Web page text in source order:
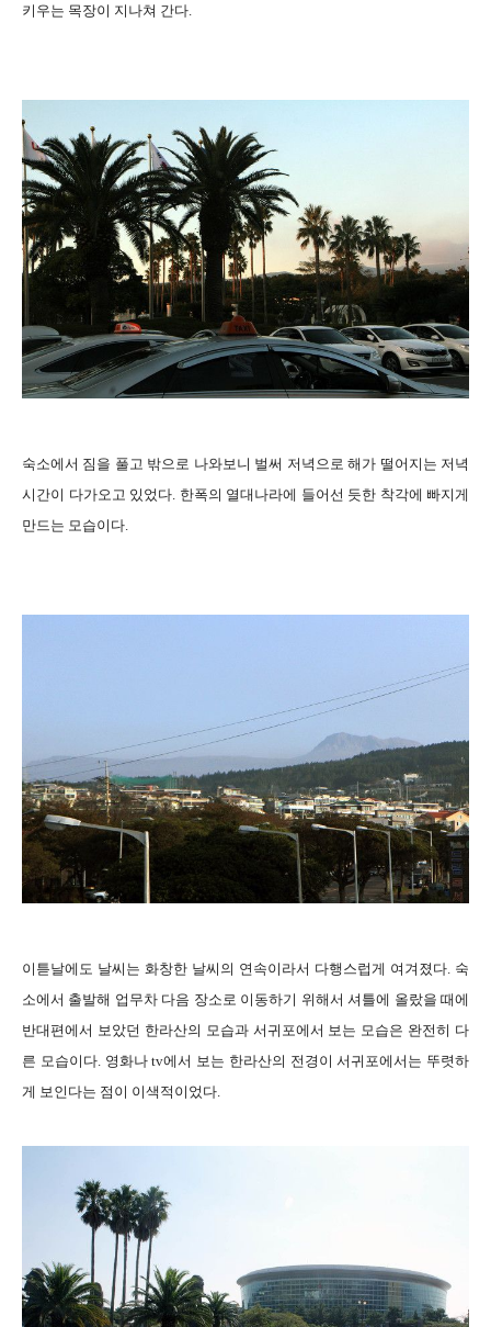
키우는 목장이 지나쳐 간다.
숙소에서 짐을 풀고 밖으로 나와보니 벌써 저녁으로 해가 떨어지는 저녁
시간이 다가오고 있었다. 한폭의 열대나라에 들어선 듯한 착각에 빠지게
만드는 모습이다.
이튿날에도 날씨는 화창한 날씨의 연속이라서 다행스럽게 여겨졌다. 숙
소에서 출발해 업무차 다음 장소로 이동하기 위해서 셔틀에 올랐을 때에
반대편에서 보았던 한라산의 모습과 서귀포에서 보는 모습은 완전히 다
른 모습이다. 영화나 tv에서 보는 한라산의 전경이 서귀포에서는 뚜렷하
게 보인다는 점이 이색적이었다.